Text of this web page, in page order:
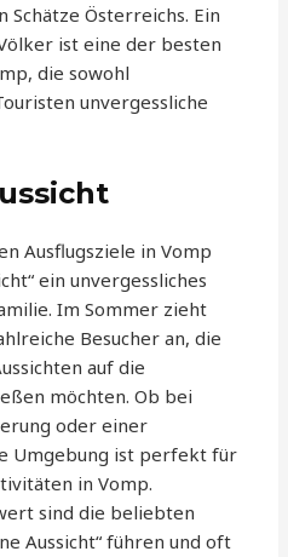
Österreichs. Ein
ist eine der besten
die sowohl
unvergessliche
Ausflugsziele in Vomp
ein unvergessliches
Im Sommer zieht
Besucher an, die
auf die
möchten. Ob bei
oder einer
Umgebung ist perfekt für
in Vomp.
sind die beliebten
Aussicht“ führen und oft